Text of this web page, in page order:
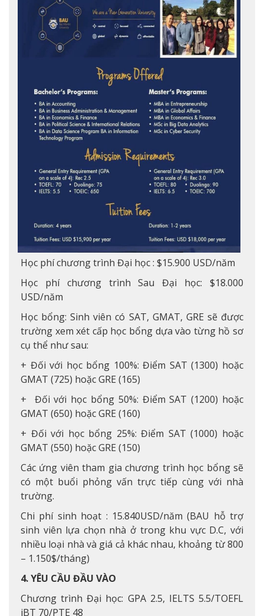
Học phí chương trình Đại học : $15.900 USD/năm
Học phí chương trình Sau Đại học: $18.000
USD/năm
Học bổng: Sinh viên có SAT, GMAT, GRE sẽ được
trường xem xét cấp học bổng dựa vào từng hồ sơ
cụ thể như sau:
+ Đối với học bổng 100%: Điểm SAT (1300) hoặc
GMAT (725) hoặc GRE (165)
+ Đối với học bổng 50%: Điểm SAT (1200) hoặc
GMAT (650) hoặc GRE (160)
+ Đối với học bổng 25%: Điểm SAT (1000) hoặc
GMAT (550) hoặc GRE (150)
Các ứng viên tham gia chương trình học bổng sẽ
có một buổi phỏng vấn trực tiếp cùng với nhà
trường.
Chi phí sinh hoạt : 15.840USD/năm (BAU hỗ trợ
sinh viên lựa chọn nhà ở trong khu vực D.C, với
nhiều loại nhà và giá cả khác nhau, khoảng từ 800
– 1.150$/tháng)
4. YÊU CẦU ĐẦU VÀO
Chương trình Đại học: GPA 2.5, IELTS 5.5/TOEFL
iBT 70/PTE 48